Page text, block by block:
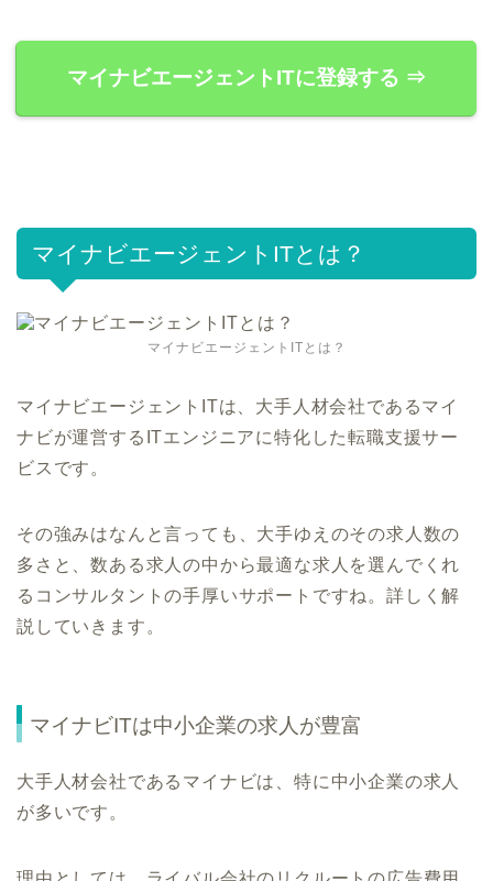
マイナビエージェントITに登録する ⇒
マイナビエージェントITとは？
マイナビエージェントITとは？
マイナビエージェントITは、大手人材会社であるマイ
ナビが運営するITエンジニアに特化した転職支援サー
ビスです。
その強みはなんと言っても、大手ゆえのその求人数の
多さと、数ある求人の中から最適な求人を選んでくれ
るコンサルタントの手厚いサポートですね。詳しく解
説していきます。
マイナビITは中小企業の求人が豊富
大手人材会社であるマイナビは、特に中小企業の求人
が多いです。